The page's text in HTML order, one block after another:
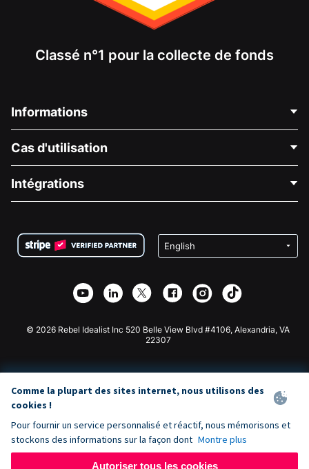
Classé n°1 pour la collecte de fonds
Informations
À propos de nous
Carrières
Confidentialité
Partenariat d'affiliation
Bibliothèque
Cas d'utilisation
Collecte de fonds médicale
Collecte de fonds caritative
Intégrations
Plugin de don Wix
Application de don Webflow
Don Joomla
© 2026 Rebel Idealist Inc 520 Belle View Blvd #4106, Alexandria, VA
22307
Comme la plupart des sites internet, nous utilisons des
cookies !
Pour fournir un service personnalisé et réactif, nous mémorisons et
stockons des informations sur la façon dont Montre plus
Autoriser tous les cookies